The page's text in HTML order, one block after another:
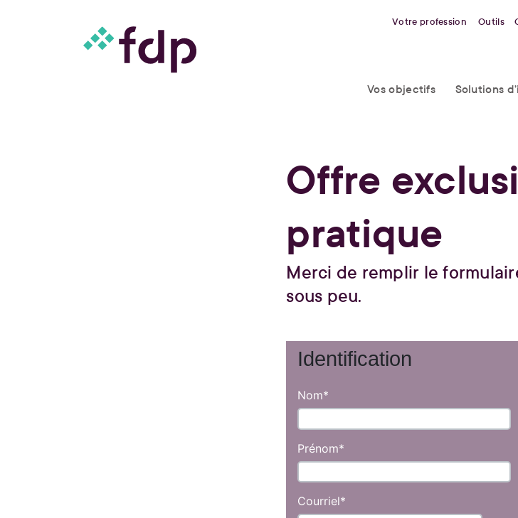
Votre profession Outils
Vos objectifs Solutions
Offre
pratique
Merci de remplir le
sous peu.
Identification
Nom*
Prénom*
Courriel*